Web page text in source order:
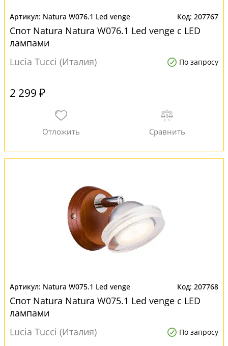
Natura W076.1 Led venge 207767
Спот Natura Natura W076.1 Led venge с LED
лампами
Lucia Tucci (Италия)
По запросу
2 299 ₽
Natura W075.1 Led venge 207768
Спот Natura Natura W075.1 Led venge с LED
лампами
Lucia Tucci (Италия)
По запросу